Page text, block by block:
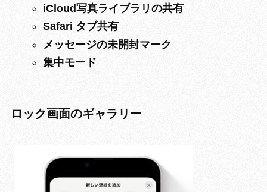
iCloud写真ライブラリの共有
Safari タブ共有
メッセージの未開封マーク
集中モード
ロック画面のギャラリー